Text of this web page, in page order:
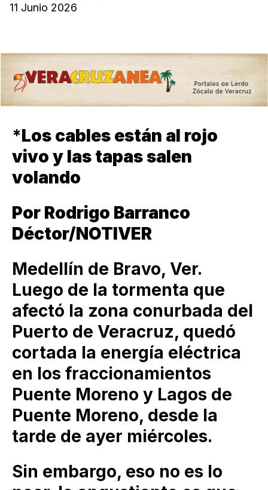
11 Junio 2026
*Los cables están al rojo
vivo y las tapas salen
volando
Por Rodrigo Barranco
Déctor/NOTIVER
Medellín de Bravo, Ver.
Luego de la tormenta que
afectó la zona conurbada del
Puerto de Veracruz, quedó
cortada la energía eléctrica
en los fraccionamientos
Puente Moreno y Lagos de
Puente Moreno, desde la
tarde de ayer miércoles.
Sin embargo, eso no es lo